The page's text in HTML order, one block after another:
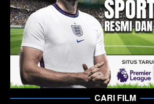
CARI FILM